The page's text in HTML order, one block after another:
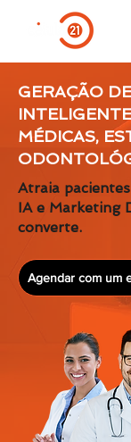
GERAÇÃO
MÉDICAS,
Atraia
IA e Marketing
converte.
Agendar com um